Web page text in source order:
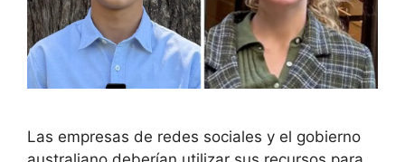
Las empresas de redes sociales y el gobierno